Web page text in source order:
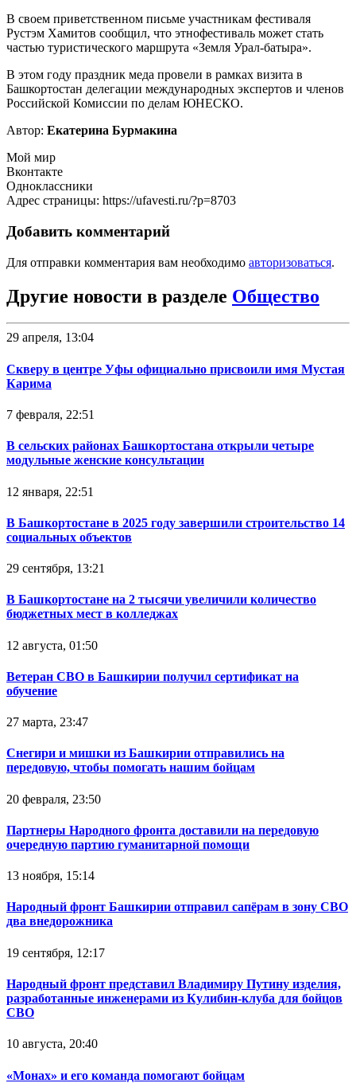
В своем приветственном письме участникам фестиваля
Рустэм Хамитов сообщил, что этнофестиваль может стать
частью туристического маршрута «Земля Урал-батыра».
В этом году праздник меда провели в рамках визита в
Башкортостан делегации международных экспертов и членов
Российской Комиссии по делам ЮНЕСКО.
Автор: Екатерина Бурмакина
Мой мир
Вконтакте
Одноклассники
Адрес страницы: https://ufavesti.ru/?p=8703
Добавить комментарий
Для отправки комментария вам необходимо авторизоваться.
Другие новости в разделе Общество
29 апреля, 13:04
Скверу в центре Уфы официально присвоили имя Мустая
Карима
7 февраля, 22:51
В сельских районах Башкортостана открыли четыре
модульные женские консультации
12 января, 22:51
В Башкортостане в 2025 году завершили строительство 14
социальных объектов
29 сентября, 13:21
В Башкортостане на 2 тысячи увеличили количество
бюджетных мест в колледжах
12 августа, 01:50
Ветеран СВО в Башкирии получил сертификат на
обучение
27 марта, 23:47
Снегири и мишки из Башкирии отправились на
передовую, чтобы помогать нашим бойцам
20 февраля, 23:50
Партнеры Народного фронта доставили на передовую
очередную партию гуманитарной помощи
13 ноября, 15:14
Народный фронт Башкирии отправил сапёрам в зону СВО
два внедорожника
19 сентября, 12:17
Народный фронт представил Владимиру Путину изделия,
разработанные инженерами из Кулибин-клуба для бойцов
СВО
10 августа, 20:40
«Монах» и его команда помогают бойцам